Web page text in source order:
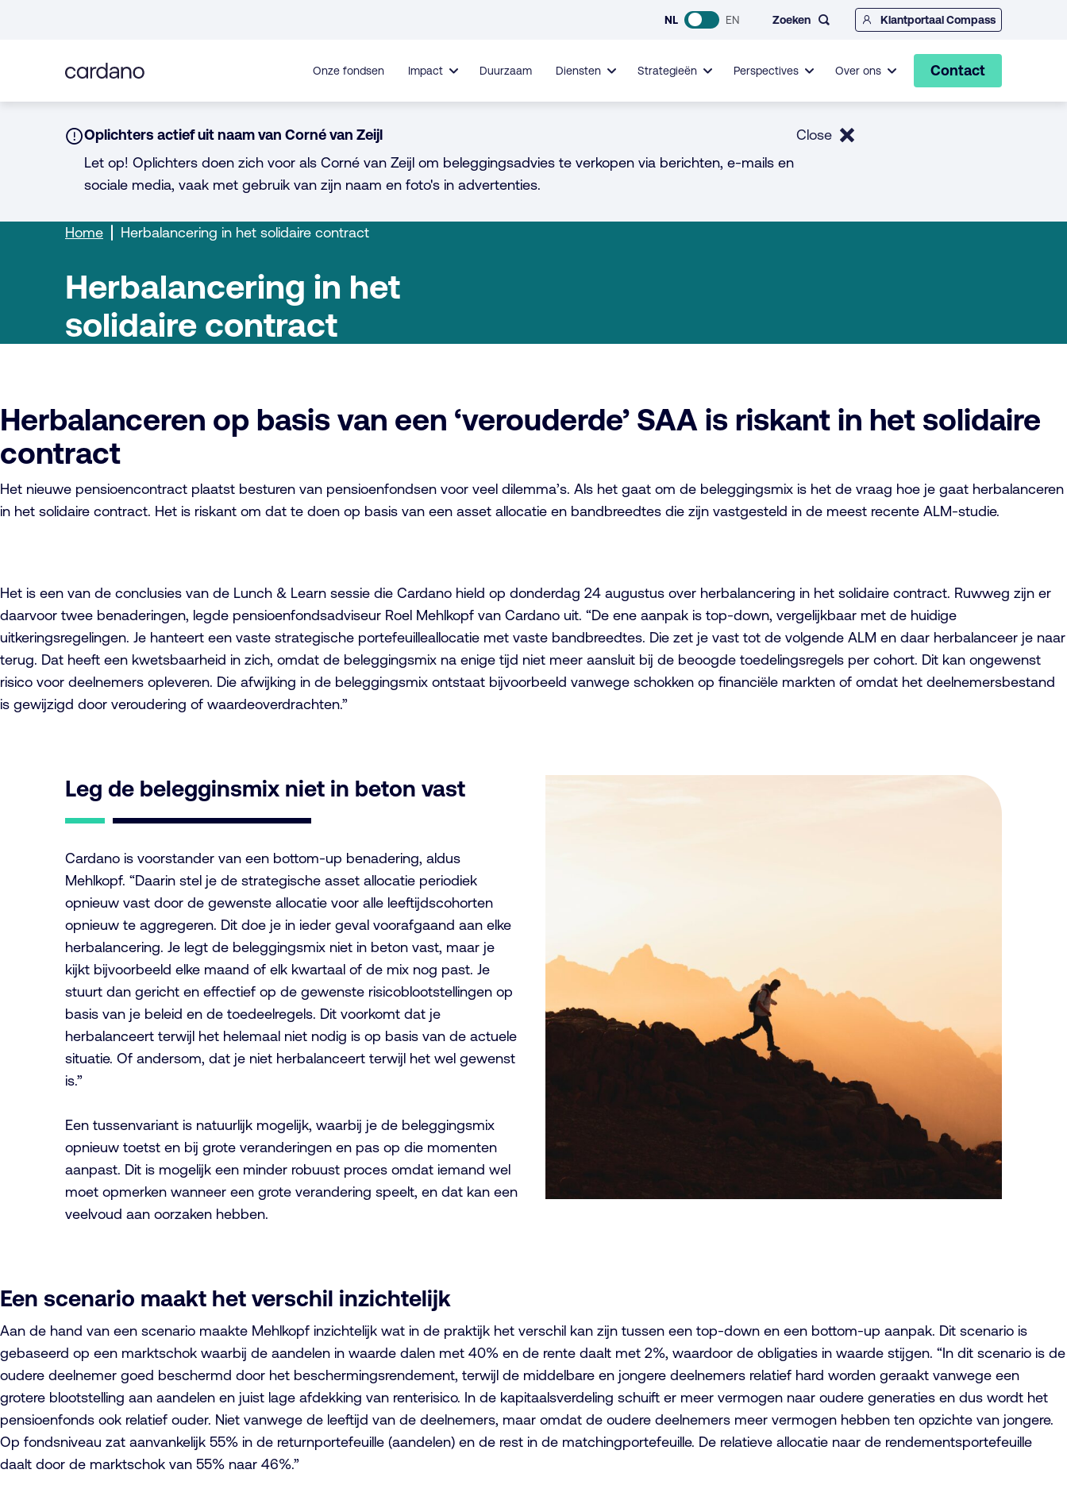
inhoud
NL EN Zoeken Klantportaal Compass
Onze fondsen Impact Duurzaam Diensten Strategieën Perspectives Over ons Contact
Notice:
Oplichters actief uit naam van Corné van Zeijl
Let op! Oplichters doen zich voor als Corné van Zeijl om beleggingsadvies te verkopen via berichten, e-mails en
sociale media, vaak met gebruik van zijn naam en foto's in advertenties.
Close
Home Herbalancering in het solidaire contract
Herbalancering in het
solidaire contract
Herbalanceren op basis van een ‘verouderde’ SAA is riskant in het solidaire
contract
Het nieuwe pensioencontract plaatst besturen van pensioenfondsen voor veel dilemma’s. Als het gaat om de beleggingsmix is het de vraag hoe je gaat herbalanceren
in het solidaire contract. Het is riskant om dat te doen op basis van een asset allocatie en bandbreedtes die zijn vastgesteld in de meest recente ALM-studie.
Het is een van de conclusies van de Lunch & Learn sessie die Cardano hield op donderdag 24 augustus over herbalancering in het solidaire contract. Ruwweg zijn er
daarvoor twee benaderingen, legde pensioenfondsadviseur Roel Mehlkopf van Cardano uit. “De ene aanpak is top-down, vergelijkbaar met de huidige
uitkeringsregelingen. Je hanteert een vaste strategische portefeuilleallocatie met vaste bandbreedtes. Die zet je vast tot de volgende ALM en daar herbalanceer je naar
terug. Dat heeft een kwetsbaarheid in zich, omdat de beleggingsmix na enige tijd niet meer aansluit bij de beoogde toedelingsregels per cohort. Dit kan ongewenst
risico voor deelnemers opleveren. Die afwijking in de beleggingsmix ontstaat bijvoorbeeld vanwege schokken op financiële markten of omdat het deelnemersbestand
is gewijzigd door veroudering of waardeoverdrachten.”
Leg de belegginsmix niet in beton vast
Cardano is voorstander van een bottom-up benadering, aldus
Mehlkopf. “Daarin stel je de strategische asset allocatie periodiek
opnieuw vast door de gewenste allocatie voor alle leeftijdscohorten
opnieuw te aggregeren. Dit doe je in ieder geval voorafgaand aan elke
herbalancering. Je legt de beleggingsmix niet in beton vast, maar je
kijkt bijvoorbeeld elke maand of elk kwartaal of de mix nog past. Je
stuurt dan gericht en effectief op de gewenste risicoblootstellingen op
basis van je beleid en de toedeelregels. Dit voorkomt dat je
herbalanceert terwijl het helemaal niet nodig is op basis van de actuele
situatie. Of andersom, dat je niet herbalanceert terwijl het wel gewenst
is.”
Een tussenvariant is natuurlijk mogelijk, waarbij je de beleggingsmix
opnieuw toetst en bij grote veranderingen en pas op die momenten
aanpast. Dit is mogelijk een minder robuust proces omdat iemand wel
moet opmerken wanneer een grote verandering speelt, en dat kan een
veelvoud aan oorzaken hebben.
Een scenario maakt het verschil inzichtelijk
Aan de hand van een scenario maakte Mehlkopf inzichtelijk wat in de praktijk het verschil kan zijn tussen een top-down en een bottom-up aanpak. Dit scenario is
gebaseerd op een marktschok waarbij de aandelen in waarde dalen met 40% en de rente daalt met 2%, waardoor de obligaties in waarde stijgen. “In dit scenario is de
oudere deelnemer goed beschermd door het beschermingsrendement, terwijl de middelbare en jongere deelnemers relatief hard worden geraakt vanwege een
grotere blootstelling aan aandelen en juist lage afdekking van renterisico. In de kapitaalsverdeling schuift er meer vermogen naar oudere generaties en dus wordt het
pensioenfonds ook relatief ouder. Niet vanwege de leeftijd van de deelnemers, maar omdat de oudere deelnemers meer vermogen hebben ten opzichte van jongere.
Op fondsniveau zat aanvankelijk 55% in de returnportefeuille (aandelen) en de rest in de matchingportefeuille. De relatieve allocatie naar de rendementsportefeuille
daalt door de marktschok van 55% naar 46%.”